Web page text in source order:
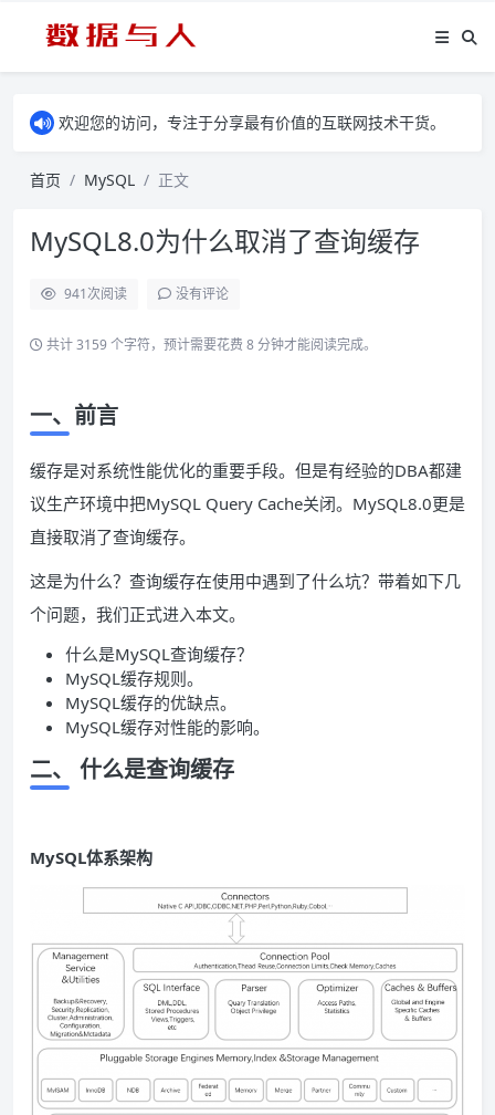
欢迎您的访问，专注于分享最有价值的互联网技术干货。
首页 MySQL 正文
MySQL8.0为什么取消了查询缓存
941次阅读 没有评论
共计 3159 个字符，预计需要花费 8 分钟才能阅读完成。
一、前言
缓存是对系统性能优化的重要手段。但是有经验的DBA都建
议生产环境中把MySQL Query Cache关闭。MySQL8.0更是
直接取消了查询缓存。
这是为什么？查询缓存在使用中遇到了什么坑？带着如下几
个问题，我们正式进入本文。
什么是MySQL查询缓存？
MySQL缓存规则。
MySQL缓存的优缺点。
MySQL缓存对性能的影响。
二、 什么是查询缓存
MySQL体系架构